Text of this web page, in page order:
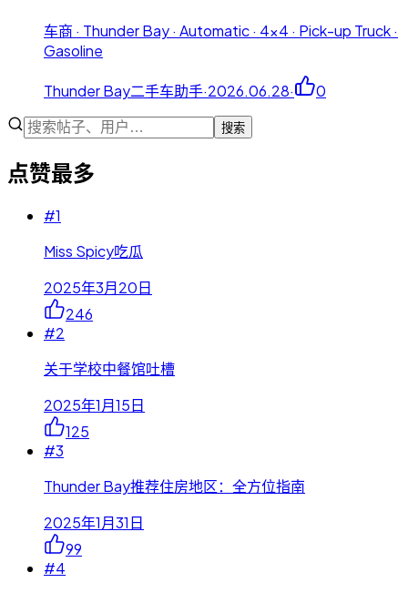
车商 · Thunder Bay · Automatic · 4x4 · Pick-up Truck ·
Gasoline
Thunder Bay二手车助手·2026.06.28· 0
搜索
点赞最多
#1
Miss Spicy吃瓜
2025年3月20日
246
#2
关于学校中餐馆吐槽
2025年1月15日
125
#3
Thunder Bay推荐住房地区：全方位指南
2025年1月31日
99
#4